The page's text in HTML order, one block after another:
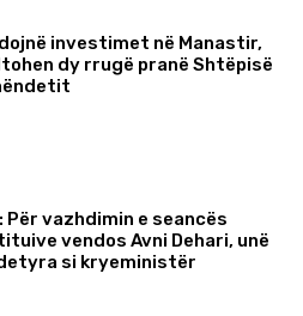
investimet në Manastir,
dy rrugë pranë Shtëpisë
Për vazhdimin e seancës
vendos Avni Dehari, unë
si kryeministër